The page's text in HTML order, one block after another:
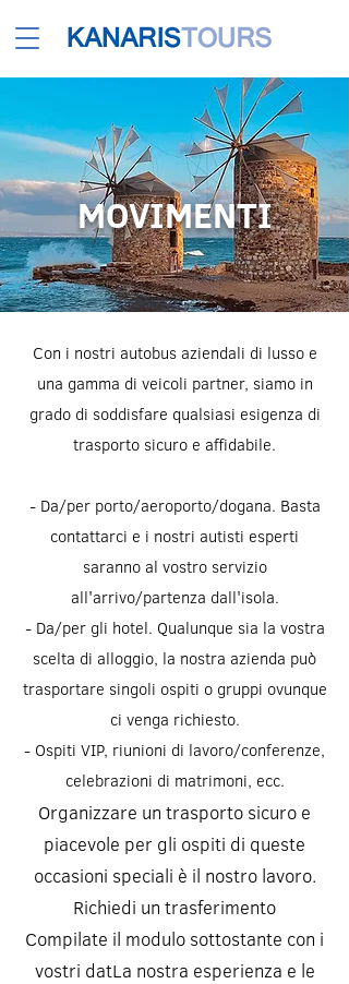
MOVIMENTI
Con i nostri autobus aziendali di lusso e
una gamma di veicoli partner, siamo in
grado di soddisfare qualsiasi esigenza di
trasporto sicuro e affidabile.
- Da/per porto/aeroporto/dogana. Basta
contattarci e i nostri autisti esperti
saranno al vostro servizio
all'arrivo/partenza dall'isola.
- Da/per gli hotel. Qualunque sia la vostra
scelta di alloggio, la nostra azienda può
trasportare singoli ospiti o gruppi ovunque
ci venga richiesto.
- Ospiti VIP, riunioni di lavoro/conferenze,
celebrazioni di matrimoni, ecc.
Organizzare un trasporto sicuro e
piacevole per gli ospiti di queste
occasioni speciali è il nostro lavoro.
Richiedi un trasferimento
Compilate il modulo sottostante con i
vostri datLa nostra esperienza e le